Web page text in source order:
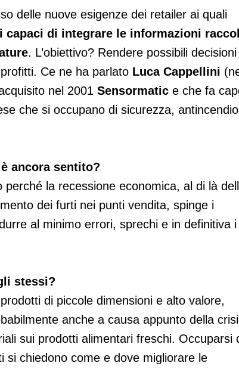
delle nuove esigenze dei retailer ai quali
capaci di integrare le informazioni
. L’obiettivo? Rendere possibili decisioni
Ce ne ha parlato Luca Cappellini
nel 2001 Sensormatic e che fa
che si occupano di sicurezza,
ancora sentito?
la recessione economica, al di là
dei furti nei punti vendita, spinge i
al minimo errori, sprechi e in definitiva i
stessi?
di piccole dimensioni e alto valore,
anche a causa appunto della
sui prodotti alimentari freschi. Occuparsi
si chiedono come e dove migliorare le